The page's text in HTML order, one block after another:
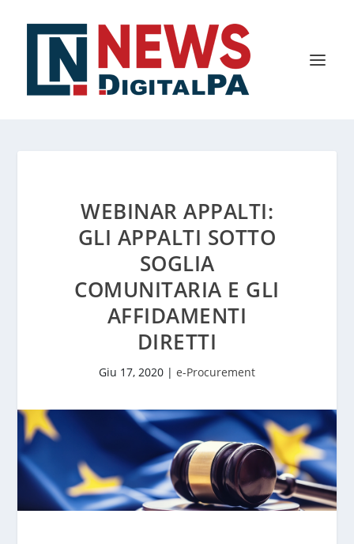
WEBINAR APPALTI:
GLI APPALTI SOTTO
SOGLIA
COMUNITARIA E GLI
AFFIDAMENTI
DIRETTI
Giu 17, 2020 | e-Procurement